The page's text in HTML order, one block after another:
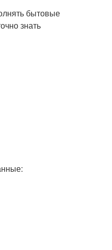
бытовые
знать